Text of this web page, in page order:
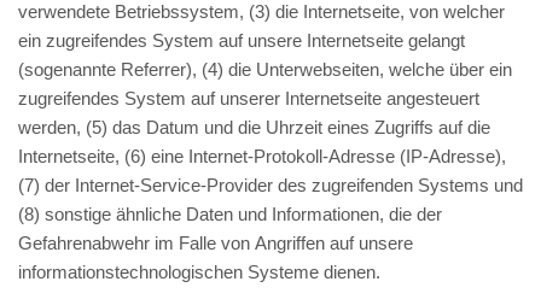
verwendete Betriebssystem, (3) die Internetseite, von welcher
ein zugreifendes System auf unsere Internetseite gelangt
(sogenannte Referrer), (4) die Unterwebseiten, welche über ein
zugreifendes System auf unserer Internetseite angesteuert
werden, (5) das Datum und die Uhrzeit eines Zugriffs auf die
Internetseite, (6) eine Internet-Protokoll-Adresse (IP-Adresse),
(7) der Internet-Service-Provider des zugreifenden Systems und
(8) sonstige ähnliche Daten und Informationen, die der
Gefahrenabwehr im Falle von Angriffen auf unsere
informationstechnologischen Systeme dienen.